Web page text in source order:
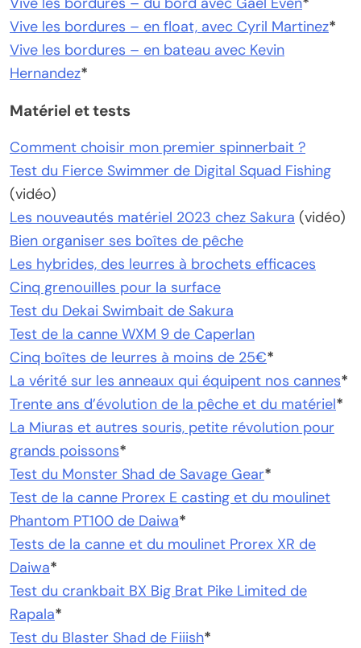
Vive les bordures – en float, avec Cyril Martinez*
Vive les bordures – en bateau avec Kevin
Hernandez*
Matériel et tests
Comment choisir mon premier spinnerbait ?
Test du Fierce Swimmer de Digital Squad Fishing
(vidéo)
Les nouveautés matériel 2023 chez Sakura (vidéo)
Bien organiser ses boîtes de pêche
Les hybrides, des leurres à brochets efficaces
Cinq grenouilles pour la surface
Test du Dekai Swimbait de Sakura
Test de la canne WXM 9 de Caperlan
Cinq boîtes de leurres à moins de 25€*
La vérité sur les anneaux qui équipent nos cannes*
Trente ans d’évolution de la pêche et du matériel*
La Miuras et autres souris, petite révolution pour
grands poissons*
Test du Monster Shad de Savage Gear*
Test de la canne Prorex E casting et du moulinet
Phantom PT100 de Daiwa*
Tests de la canne et du moulinet Prorex XR de
Daiwa*
Test du crankbait BX Big Brat Pike Limited de
Rapala*
Test du Blaster Shad de Fiiish*